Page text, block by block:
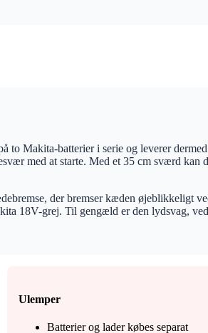
Makita-batterier i serie og leverer
med at starte. Med et 35 cm sværd kan
der bremser kæden øjeblikkeligt
18V-grej. Til gengæld er den lydsvag,
Ulemper
Batterier og lader købes separat